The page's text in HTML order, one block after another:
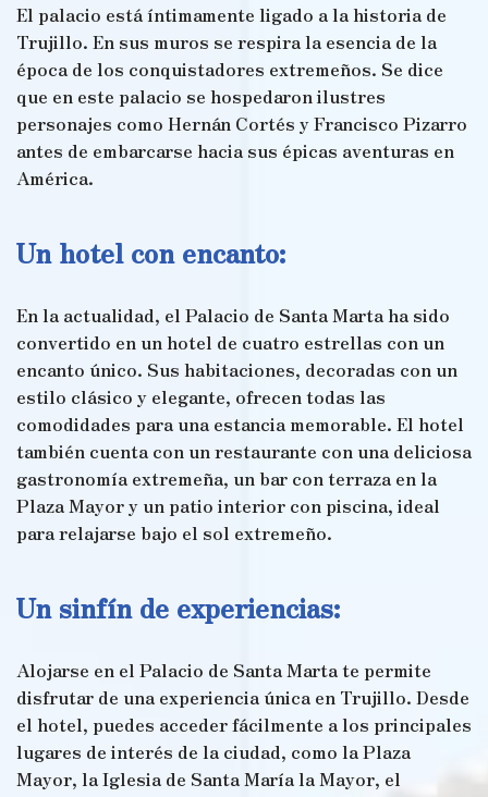
El palacio está íntimamente ligado a la historia de
Trujillo. En sus muros se respira la esencia de la
época de los conquistadores extremeños. Se dice
que en este palacio se hospedaron ilustres
personajes como Hernán Cortés y Francisco Pizarro
antes de embarcarse hacia sus épicas aventuras en
América.
Un hotel con encanto:
En la actualidad, el Palacio de Santa Marta ha sido
convertido en un hotel de cuatro estrellas con un
encanto único. Sus habitaciones, decoradas con un
estilo clásico y elegante, ofrecen todas las
comodidades para una estancia memorable. El hotel
también cuenta con un restaurante con una deliciosa
gastronomía extremeña, un bar con terraza en la
Plaza Mayor y un patio interior con piscina, ideal
para relajarse bajo el sol extremeño.
Un sinfín de experiencias:
Alojarse en el Palacio de Santa Marta te permite
disfrutar de una experiencia única en Trujillo. Desde
el hotel, puedes acceder fácilmente a los principales
lugares de interés de la ciudad, como la Plaza
Mayor, la Iglesia de Santa María la Mayor, el